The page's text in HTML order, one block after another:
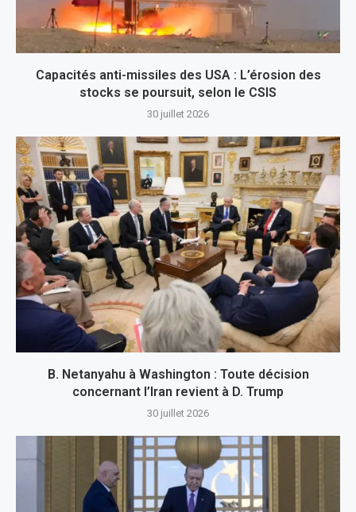
Capacités anti-missiles des USA : L’érosion des
stocks se poursuit, selon le CSIS
30 juillet 2026
B. Netanyahu à Washington : Toute décision
concernant l’Iran revient à D. Trump
30 juillet 2026